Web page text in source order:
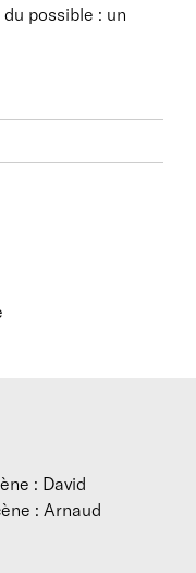
possible : un
: David
: Arnaud